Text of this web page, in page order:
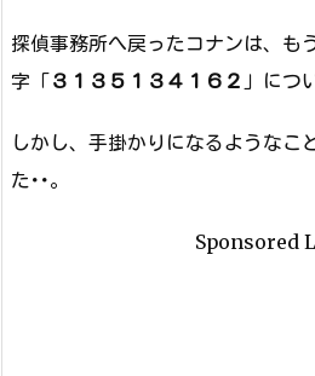
探偵事務所へ戻ったコナンは、も
字「３１３５１３４１６２ 」につ
しかし、手掛かりになるようなこ
た･･。
Sponsored